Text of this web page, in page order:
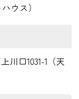
ウス）
川口1031-1（天